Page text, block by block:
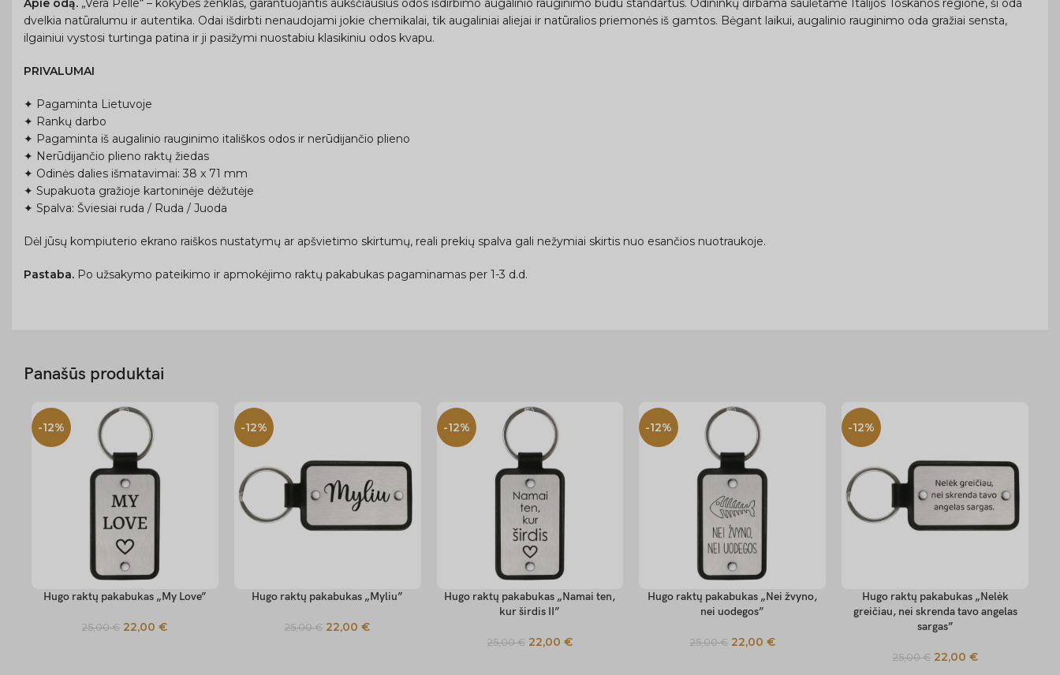
Apie odą. „Vera Pelle“ – kokybės ženklas, garantuojantis aukščiausius odos išdirbimo augalinio rauginimo būdu standartus. Odininkų dirbama saulėtame Italijos Toskanos regione, ši oda
dvelkia natūralumu ir autentika. Odai išdirbti nenaudojami jokie chemikalai, tik augaliniai aliejai ir natūralios priemonės iš gamtos. Bėgant laikui, augalinio rauginimo oda gražiai sensta,
ilgainiui vystosi turtinga patina ir ji pasižymi nuostabiu klasikiniu odos kvapu.
PRIVALUMAI
✦ Pagaminta Lietuvoje
✦ Rankų darbo
✦ Pagaminta iš augalinio rauginimo itališkos odos ir nerūdijančio plieno
✦ Nerūdijančio plieno raktų žiedas
✦ Odinės dalies išmatavimai: 38 x 71 mm
✦ Supakuota gražioje kartoninėje dėžutėje
✦ Spalva: Šviesiai ruda / Ruda / Juoda
Dėl jūsų kompiuterio ekrano raiškos nustatymų ar apšvietimo skirtumų, reali prekių spalva gali nežymiai skirtis nuo esančios nuotraukoje.
Pastaba. Po užsakymo pateikimo ir apmokėjimo raktų pakabukas pagaminamas per 1-3 d.d.
Panašūs produktai
-12%
SELECT OPTIONS
Hugo raktų pakabukas „My Love”
25,00€ 22,00€
-12%
SELECT OPTIONS
Hugo raktų pakabukas „Myliu”
25,00€ 22,00€
-12%
SELECT OPTIONS
Hugo raktų pakabukas „Namai ten,
kur širdis II”
25,00€ 22,00 €
-12%
SELECT OPTIONS
Hugo raktų pakabukas „Nei žvyno,
nei uodegos”
25,00€ 22,00 €
-12%
SELECT OPTIONS
Hugo raktų pakabukas „Nelėk
greičiau, nei skrenda tavo angelas
sargas”
25,00€ 22,00 €